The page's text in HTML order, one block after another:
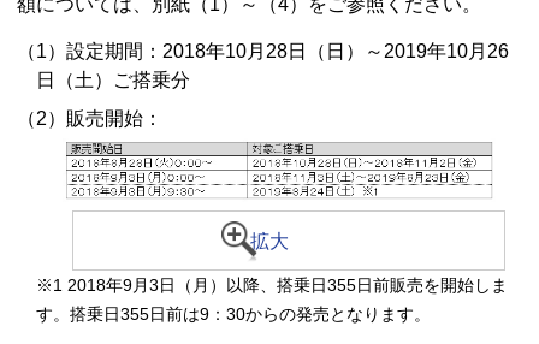
額については、別紙（1）～（4）をご参照ください。
（1）設定期間：2018年10月28日（日）～2019年10月26
日（土）ご搭乗分
（2）販売開始：
拡大
※1 2018年9月3日（月）以降、搭乗日355日前販売を開始しま
す。搭乗日355日前は9：30からの発売となります。